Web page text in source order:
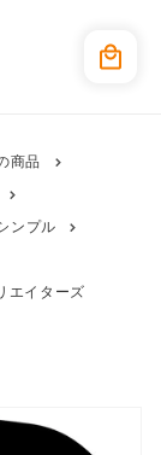
ー
商品
ンプル
エイターズ